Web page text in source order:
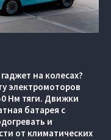
на колесах?
электромоторов
Нм тяги. Движки
батарея с
и
от климатических